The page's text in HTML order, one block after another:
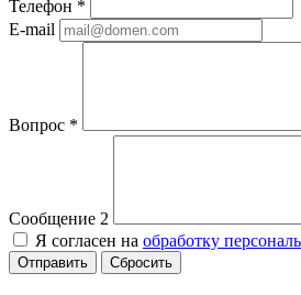
Телефон *
E-mail
Вопрос *
Сообщение 2
Я согласен на обработку
Сбросить